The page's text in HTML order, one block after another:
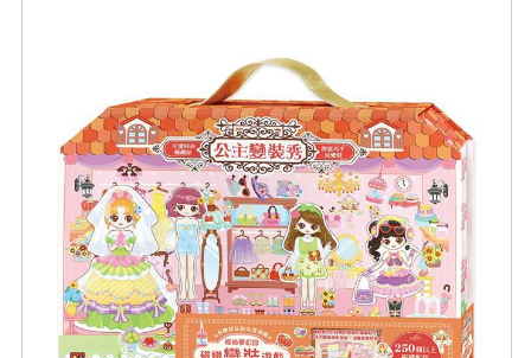
HOT
批發會員大招募，輕鬆實現財富自由!
老師您好!!幼教會員火熱招募中~
海外購物免煩惱！點我查看『海外購物流程說明』